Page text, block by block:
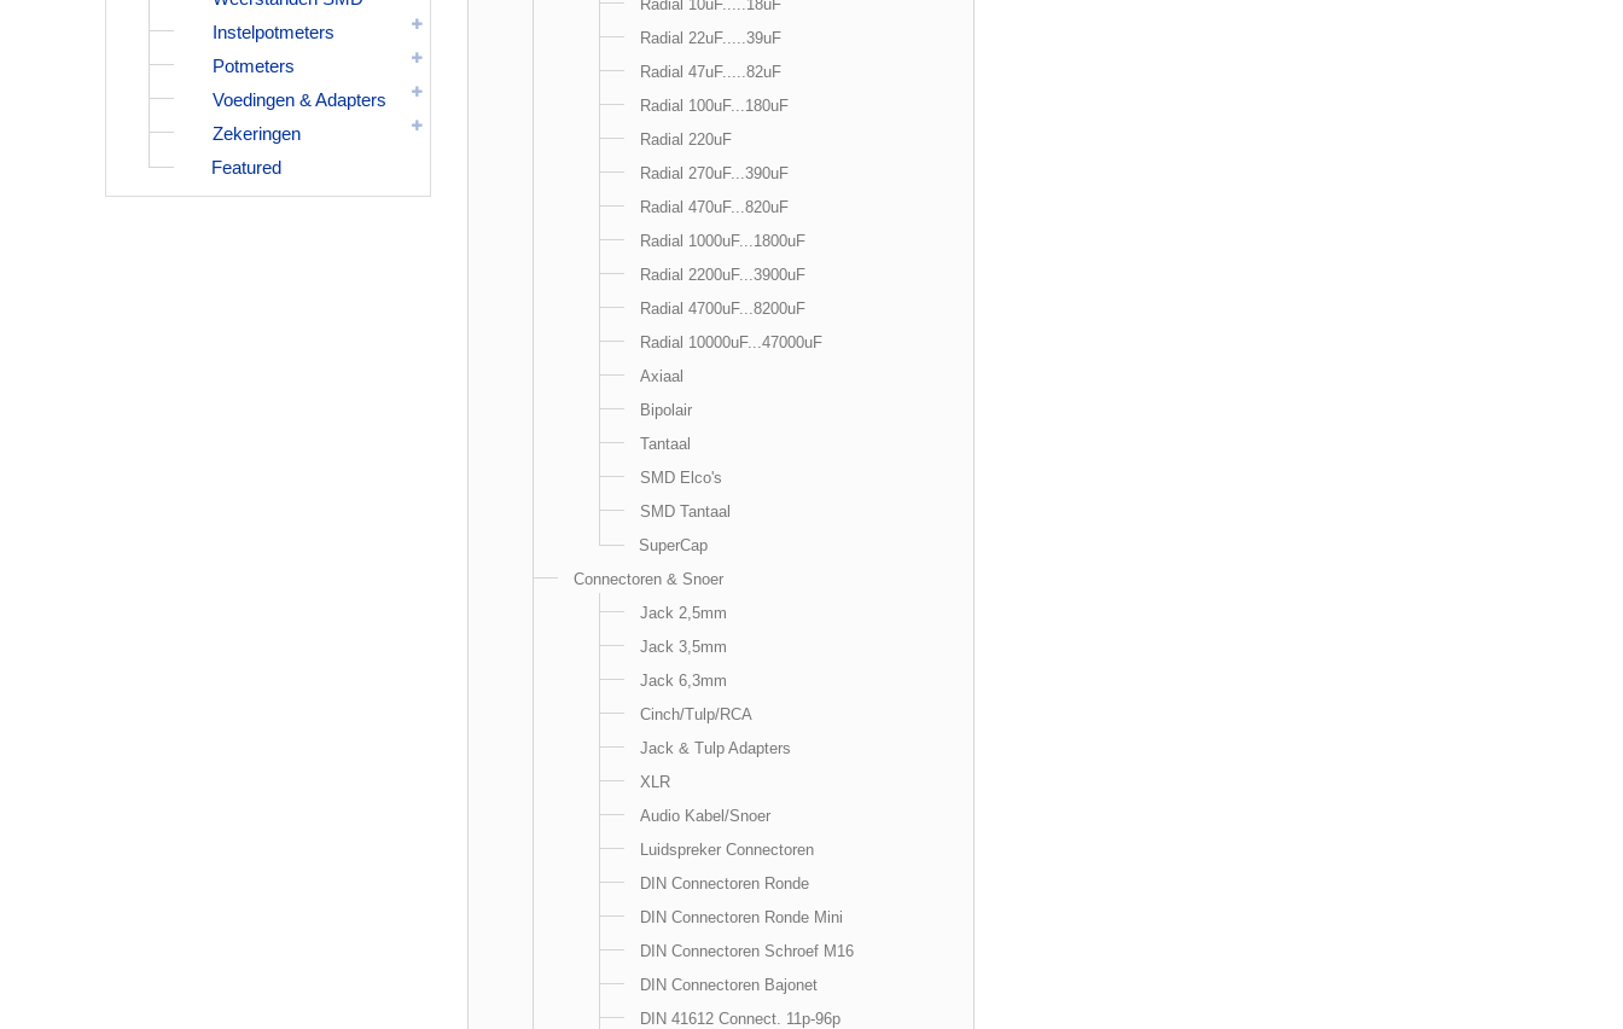
Instelpotmeters
Potmeters
Voedingen & Adapters
Zekeringen
Featured
Radial 10uF.....18uF
Radial 22uF.....39uF
Radial 47uF.....82uF
Radial 100uF...180uF
Radial 220uF
Radial 270uF...390uF
Radial 470uF...820uF
Radial 1000uF...1800uF
Radial 2200uF...3900uF
Radial 4700uF...8200uF
Radial 10000uF...47000uF
Axiaal
Bipolair
Tantaal
SMD Elco's
SMD Tantaal
SuperCap
Connectoren & Snoer
Jack 2,5mm
Jack 3,5mm
Jack 6,3mm
Cinch/Tulp/RCA
Jack & Tulp Adapters
XLR
Audio Kabel/Snoer
Luidspreker Connectoren
DIN Connectoren Ronde
DIN Connectoren Ronde Mini
DIN Connectoren Schroef M16
DIN Connectoren Bajonet
DIN 41612 Connect. 11p-96p